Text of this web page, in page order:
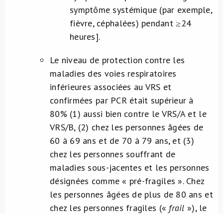
symptôme systémique (par exemple,
fièvre, céphalées) pendant ≥24
heures].
Le niveau de protection contre les
maladies des voies respiratoires
inférieures associées au VRS et
confirmées par PCR était supérieur à
80% (1) aussi bien contre le VRS/A et le
VRS/B, (2) chez les personnes âgées de
60 à 69 ans et de 70 à 79 ans, et (3)
chez les personnes souffrant de
maladies sous-jacentes et les personnes
désignées comme « pré-fragiles ». Chez
les personnes âgées de plus de 80 ans et
chez les personnes fragiles (« frail »), le